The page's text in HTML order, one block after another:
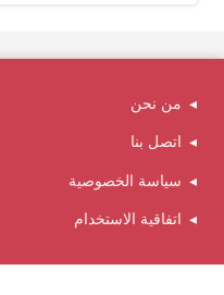
من نحن
اتصل بنا
سياسة الخصوصية
اتفاقية الاستخدام